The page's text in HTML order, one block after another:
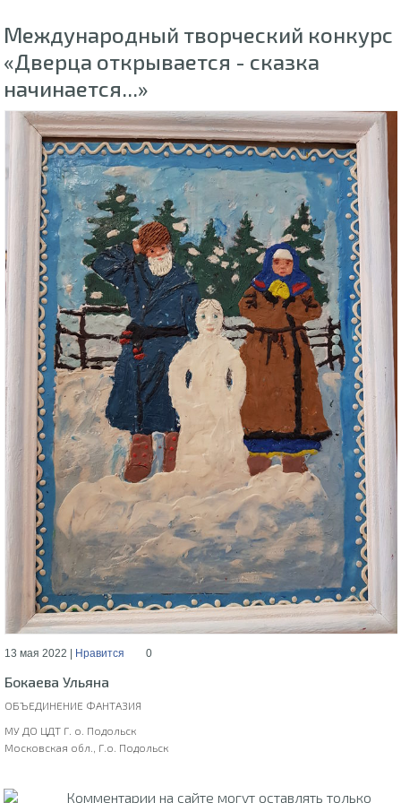
Международный творческий конкурс
«Дверца открывается - сказка
начинается...»
13 мая 2022 | Нравится 0
Бокаева Ульяна
ОБЪЕДИНЕНИЕ ФАНТАЗИЯ
МУ ДО ЦДТ Г. о. Подольск
Московская обл., Г.о. Подольск
Комментарии на сайте могут оставлять только